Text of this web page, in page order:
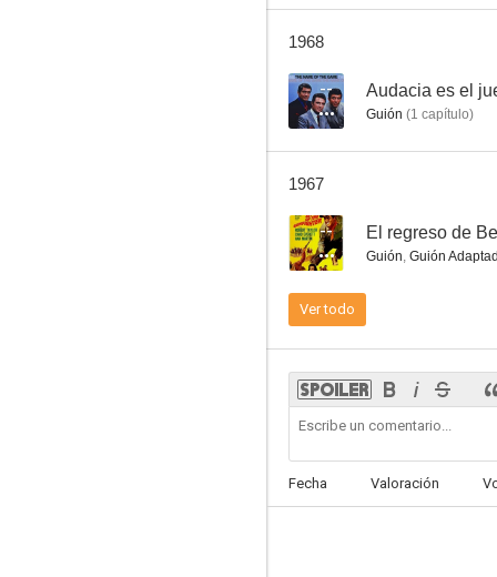
1968
-- Audacia es el
Guión (1 capítulo)
1967
-- El regreso de
Guión, Guión
Ver todo
Fecha Valoración